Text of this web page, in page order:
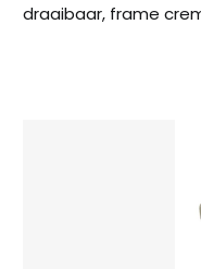
draaibaar, frame